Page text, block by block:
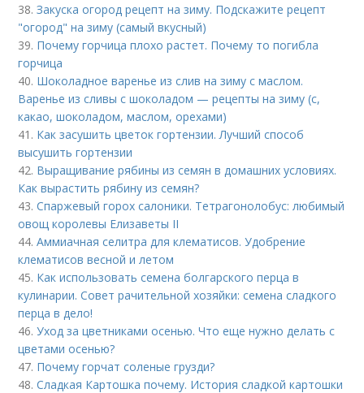
38.Закуска огород рецепт на зиму. Подскажите рецепт
"огород" на зиму (самый вкусный)
39. Почему горчица плохо растет. Почему то погибла
горчица
40. Шоколадное варенье из слив на зиму с маслом.
Варенье из сливы с шоколадом — рецепты на зиму (с,
какао, шоколадом, маслом, орехами)
41. Как засушить цветок гортензии. Лучший способ
высушить гортензии
42. Выращивание рябины из семян в домашних условиях.
Как вырастить рябину из семян?
43.Спаржевый горох салоники. Тетрагонолобус: любимый
овощ королевы Елизаветы II
44.Аммиачная селитра для клематисов. Удобрение
клематисов весной и летом
45. Как использовать семена болгарского перца в
кулинарии. Совет рачительной хозяйки: семена сладкого
перца в дело!
46.Уход за цветниками осенью. Что еще нужно делать с
цветами осенью?
47. Почему горчат соленые грузди?
48.Сладкая Картошка почему. История сладкой картошки